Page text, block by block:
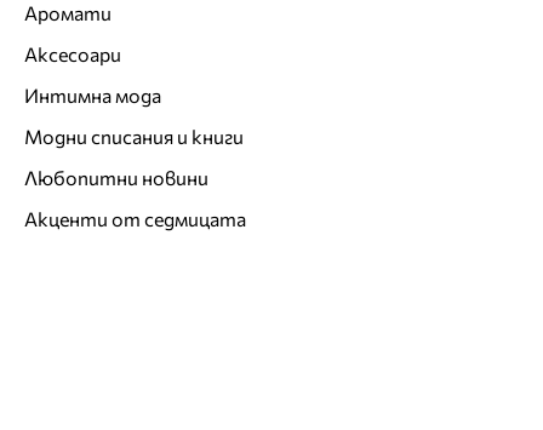
Аромати
Аксесоари
Интимна мода
Модни списания и книги
Любопитни новини
Акценти от седмицата